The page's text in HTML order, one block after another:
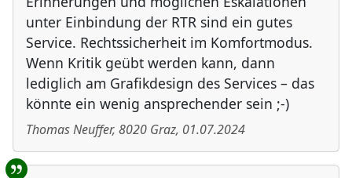
unter Einbindung der RTR sind ein gutes
Service. Rechtssicherheit im Komfortmodus.
Wenn Kritik geübt werden kann, dann
lediglich am Grafikdesign des Services – das
könnte ein wenig ansprechender sein ;-)
Thomas Neuffer, 8020 Graz, 01.07.2024